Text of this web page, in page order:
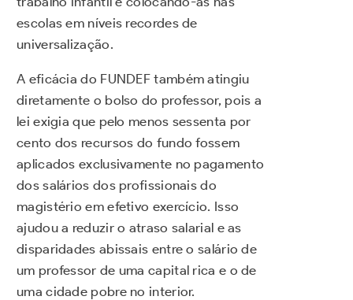
escolas em níveis recordes de
universalização.
A eficácia do FUNDEF também atingiu
diretamente o bolso do professor, pois a
lei exigia que pelo menos sessenta por
cento dos recursos do fundo fossem
aplicados exclusivamente no pagamento
dos salários dos profissionais do
magistério em efetivo exercício. Isso
ajudou a reduzir o atraso salarial e as
disparidades abissais entre o salário de
um professor de uma capital rica e o de
uma cidade pobre no interior.